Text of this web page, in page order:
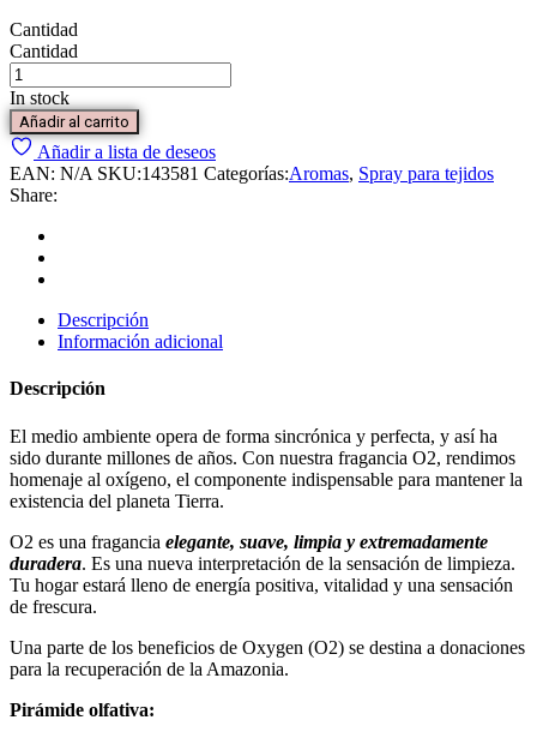
Cantidad
Cantidad
In stock
Añadir al carrito
Añadir a lista de deseos
EAN: N/A SKU:143581 Categorías:Aromas, Spray para tejidos
Share:
Descripción
Información adicional
Descripción
El medio ambiente opera de forma sincrónica y perfecta, y así ha
sido durante millones de años. Con nuestra fragancia O2, rendimos
homenaje al oxígeno, el componente indispensable para mantener la
existencia del planeta Tierra.
O2 es una fragancia elegante, suave, limpia y extremadamente
duradera. Es una nueva interpretación de la sensación de limpieza.
Tu hogar estará lleno de energía positiva, vitalidad y una sensación
de frescura.
Una parte de los beneficios de Oxygen (O2) se destina a donaciones
para la recuperación de la Amazonia.
Pirámide olfativa: